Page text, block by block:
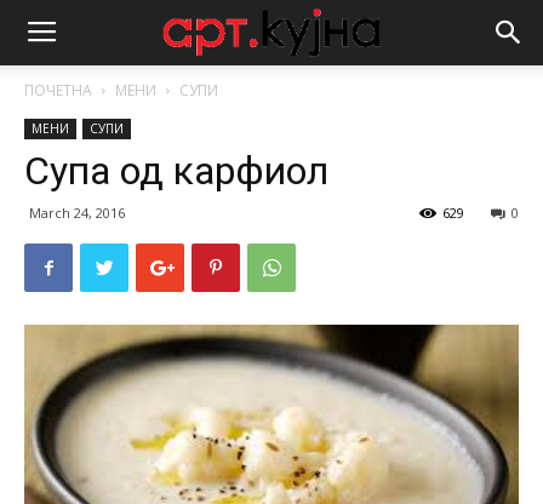
ПОЧЕТНА МЕНИ СУПИ
МЕНИ СУПИ
Супа од карфиол
March 24, 2016 0
629